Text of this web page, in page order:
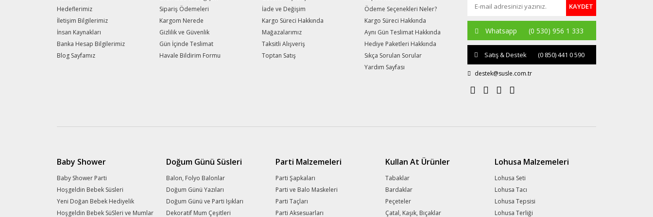
Gönder
Hedeflerimiz
İletişim Bilgilerimiz
İnsan Kaynakları
Banka Hesap Bilgilerimiz
Blog Sayfamız
Sipariş Ödemeleri
Kargom Nerede
Gizlilik ve Güvenlik
Gün İçinde Teslimat
Havale Bildirim Formu
İade ve Değişim
Kargo Süreci Hakkında
Mağazalarımız
Taksitli Alışveriş
Toptan Satış
Ödeme Seçenekleri Neler?
Kargo Süreci Hakkında
Aynı Gün Teslimat Hakkında
Hediye Paketleri Hakkında
Sıkça Sorulan Sorular
Yardım Sayfası
KAYDET
Whatsapp (0 530) 956 1 333
Satış & Destek (0 850) 441 0 590
destek@susle.com.tr
Baby Shower
Baby Shower Parti
Hoşgeldin Bebek Süsleri
Yeni Doğan Bebek Hediyelik
Hoşgeldin Bebek SüSleri ve Mumlar
Doğum Günü Süsleri
Balon, Folyo Balonlar
Doğum Günü Yazıları
Doğum Günü ve Parti Işıkları
Dekoratif Mum Çeşitleri
Parti Malzemeleri
Parti Şapkaları
Parti ve Balo Maskeleri
Parti Taçları
Parti Aksesuarları
Kullan At Ürünler
Tabaklar
Bardaklar
Peçeteler
Çatal, Kaşık, Bıçaklar
Lohusa Malzemeleri
Lohusa Seti
Lohusa Tacı
Lohusa Tepsisi
Lohusa Terliği